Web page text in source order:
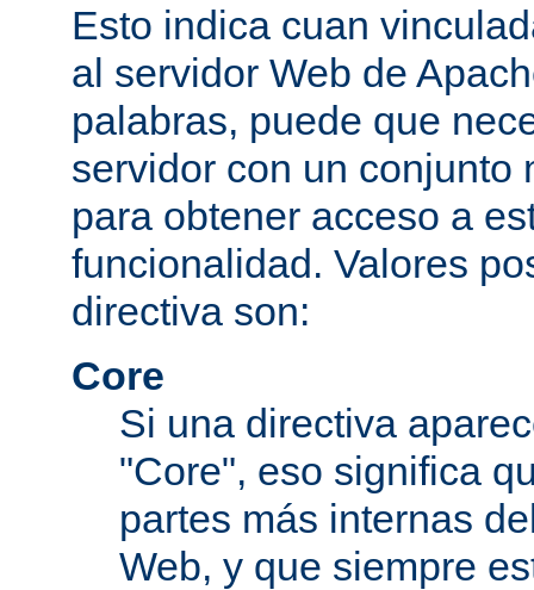
Esto indica cuan
al servidor Web de
palabras, puede que
servidor con un conjunto
para obtener acceso a
funcionalidad. Valores
directiva son:
Core
Si una directiva
"Core", eso significa
partes más internas
Web, y que siempre